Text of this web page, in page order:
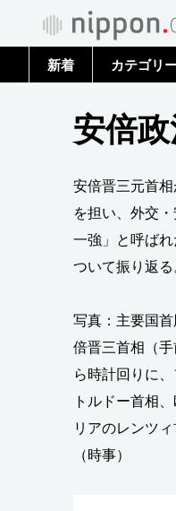
新着 カテゴリ
経済・ビ
国際
社会
科学・技術
暮らし
スポーツ
安倍
安倍晋三元首
を担い、外交
一強」と呼ば
ついて振り返る
写真：主要国
倍晋三首相（
ら時計回りに
トルドー首相
リアのレンツ
（時事）